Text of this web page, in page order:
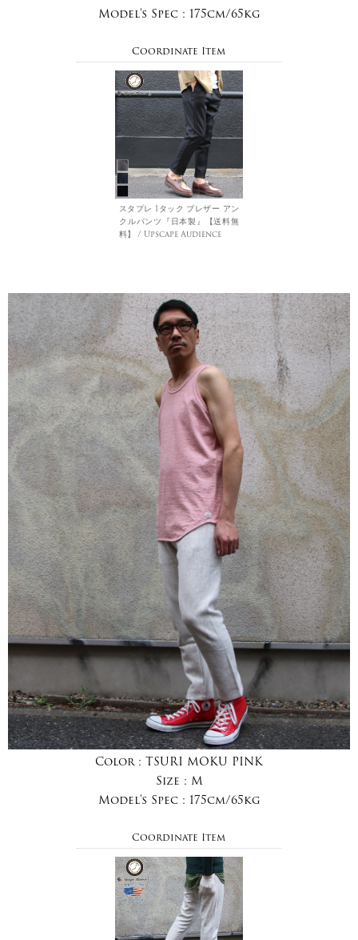
Model's Spec : 175cm/65kg
Coordinate Item
スタプレ 1タック ブレザー アン
クルパンツ『日本製』【送料無
料】 / Upscape Audience
Color : TSURI MOKU PINK
Size : M
Model's Spec : 175cm/65kg
Coordinate Item